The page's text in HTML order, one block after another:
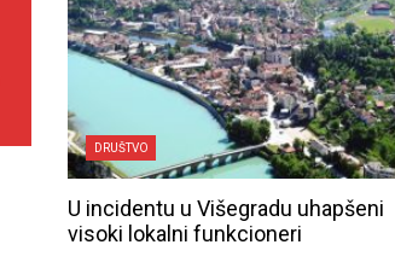
DRUŠTVO
U incidentu u Višegradu uhapšeni
visoki lokalni funkcioneri